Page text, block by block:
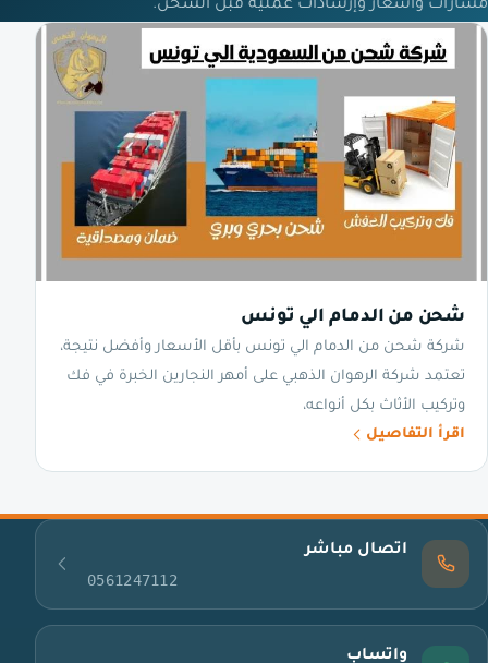
مسارات وأسعار وإرشادات عملية قبل الشحن.
شحن من الدمام الي تونس
شركة شحن من الدمام الي تونس بأقل الأسعار وأفضل نتيجة،
تعتمد شركة الرهوان الذهبي على أمهر النجارين الخبرة في فك
وتركيب الأثاث بكل أنواعه،
اقرأ التفاصيل
اتصال مباشر
0561247112
واتساب